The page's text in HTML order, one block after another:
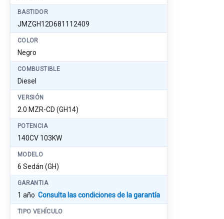
BASTIDOR
JMZGH12D681112409
COLOR
Negro
COMBUSTIBLE
Diesel
VERSIÓN
2.0 MZR-CD (GH14)
POTENCIA
140CV 103KW
MODELO
6 Sedán (GH)
GARANTIA
1 año Consulta las condiciones de la garantía
TIPO VEHÍCULO